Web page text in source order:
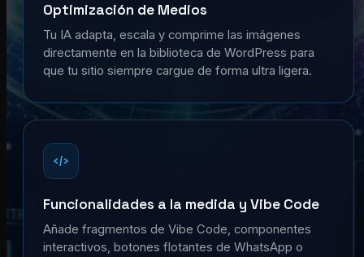
Optimización de Medios
Tu IA adapta, escala y comprime las imágenes
directamente en la biblioteca de WordPress para
que tu sitio siempre cargue de forma ultra ligera.
Funcionalidades a la medida y Vibe Code
Añade fragmentos de Vibe Code, componentes
interactivos, botones flotantes de WhatsApp o